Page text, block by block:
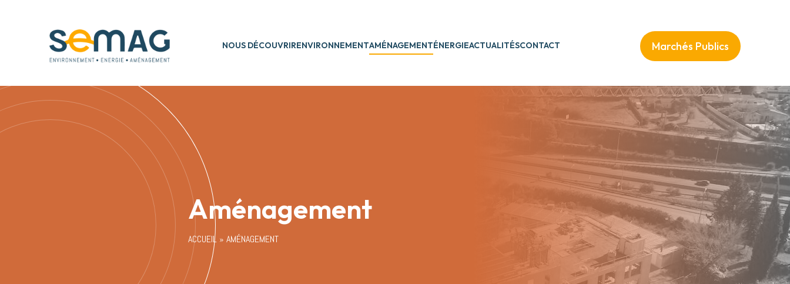
NOUS DÉCOUVRIRENVIRONNEMENTAMÉNAGEMENTÉNERGIEACTUALITÉSCONTACT Marchés Publics
Aménagement
ACCUEIL » AMÉNAGEMENT